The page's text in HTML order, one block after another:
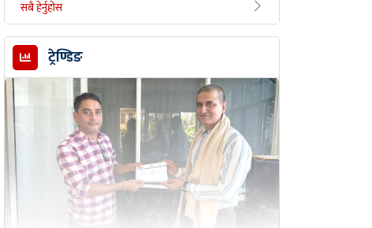
सबै हेर्नुहोस
ट्रेण्डिङ